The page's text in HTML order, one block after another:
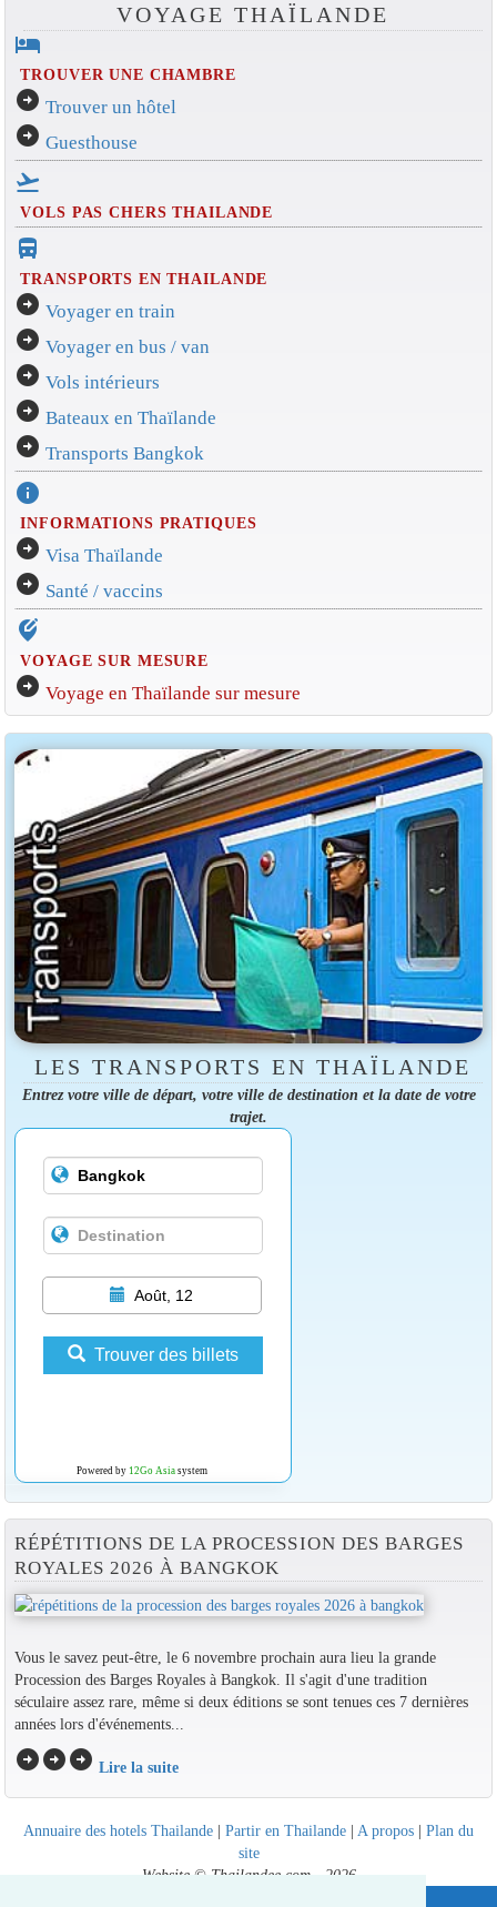
VOYAGE THAÏLANDE
hotel
TROUVER UNE CHAMBRE
arrow_circle_right Trouver un hôtel
arrow_circle_right Guesthouse
flight_takeoff
VOLS PAS CHERS THAILANDE
directions_bus_filled
TRANSPORTS EN THAILANDE
arrow_circle_right Voyager en train
arrow_circle_right Voyager en bus / van
arrow_circle_right Vols intérieurs
arrow_circle_right Bateaux en Thaïlande
arrow_circle_right Transports Bangkok
info
INFORMATIONS PRATIQUES
arrow_circle_right Visa Thaïlande
arrow_circle_right Santé / vaccins
edit_location_alt
VOYAGE SUR MESURE
arrow_circle_right Voyage en Thaïlande sur mesure
LES TRANSPORTS EN THAÏLANDE
Entrez votre ville de départ, votre ville de destination et la date de votre
trajet.
Août, 12
Trouver des billets
Powered by 12Go Asiasystem
RÉPÉTITIONS DE LA PROCESSION DES BARGES
ROYALES 2026 À BANGKOK
Vous le savez peut-être, le 6 novembre prochain aura lieu la grande
Procession des Barges Royales à Bangkok. Il s'agit d'une tradition
séculaire assez rare, même si deux éditions se sont tenues ces 7 dernières
années lors d'événements...
arrow_circle_rightarrow_circle_rightarrow_circle_right Lire la suite
Annuaire des hotels Thailande | Partir en Thailande | A propos | Plan du
site
Website © Thailandee.com - 2026